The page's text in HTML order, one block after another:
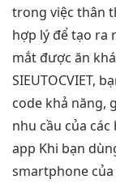
trong việc thân
hợp lý để tạo ra
mắt được ăn
SIEUTOCVIET,
code khả năng,
nhu cầu của
app Khi bạn
smartphone của